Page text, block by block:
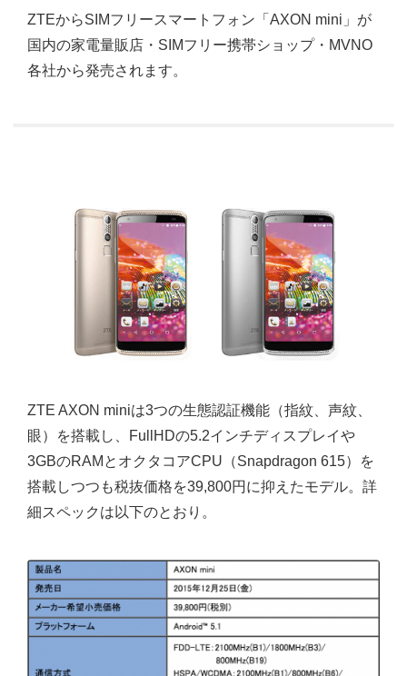
ZTEからSIMフリースマートフォン「AXON mini」が
国内の家電量販店・SIMフリー携帯ショップ・MVNO
各社から発売されます。
ZTE AXON miniは3つの生態認証機能（指紋、声紋、
眼）を搭載し、FullHDの5.2インチディスプレイや
3GBのRAMとオクタコアCPU（Snapdragon 615）を
搭載しつつも税抜価格を39,800円に抑えたモデル。詳
細スペックは以下のとおり。